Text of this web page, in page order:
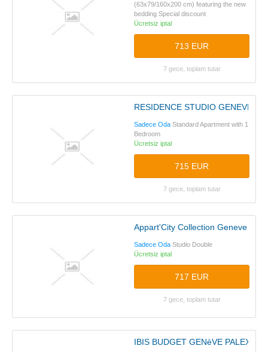
(63x79/160x200 cm) featuring the new
bedding Special discount
Ücretsiz iptal
713 EUR
7 gece, toplam tutar
RESIDENCE STUDIO GENEVE
Sadece Oda Standard Apartment with 1
Bedroom
Ücretsiz iptal
715 EUR
7 gece, toplam tutar
Appart'City Collection Geneve
Sadece Oda Studio Double
Ücretsiz iptal
717 EUR
7 gece, toplam tutar
IBIS BUDGET GENèVE PALEXPO